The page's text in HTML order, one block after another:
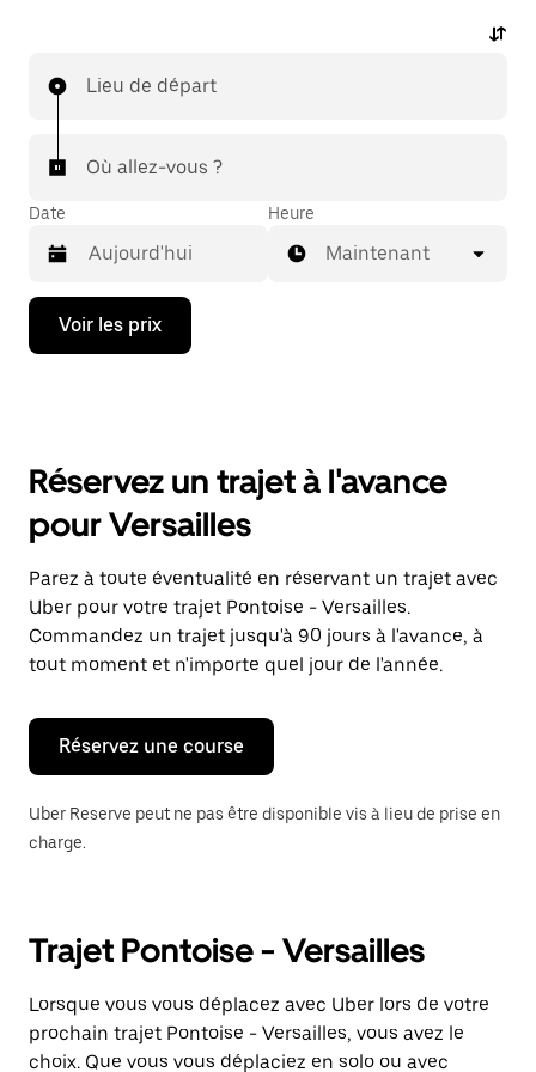
Lieu de départ
Où allez-vous ?
Date
Appuyez
la
ouvrir
calendrier
et
sélectionner
une
date.
Appuyez
sur
la
Échap
pour
fermer
calendrier.
Heure
Maintenant
Voir les prix
Réservez un trajet à l'avance
pour Versailles
Parez à toute éventualité en réservant un trajet avec
Uber pour votre trajet Pontoise - Versailles.
Commandez un trajet jusqu'à 90 jours à l'avance, à
tout moment et n'importe quel jour de l'année.
Réservez une course
Uber Reserve peut ne pas être disponible vis à lieu de prise en
charge.
Trajet Pontoise - Versailles
Lorsque vous vous déplacez avec Uber lors de votre
prochain trajet Pontoise - Versailles, vous avez le
choix. Que vous vous déplaciez en solo ou avec